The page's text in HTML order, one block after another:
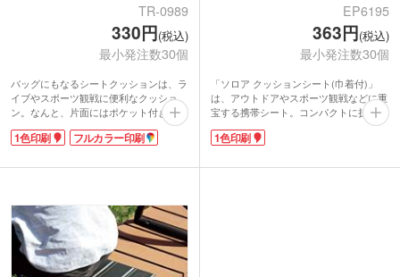
TR-0989
330円(税込)
最小発注数30個
バッグにもなるシートクッションは、ラ
イブやスポーツ観戦に便利なクッショ
ン。なんと、片面にはポケット付きで、
バッグのように使えます。ライブ用のジ
ャンボうちわもラクラク入ります。
し、応援グッズを取り出せば、バッグは
躍。イスのない野外ライブでちょっと休
みたい時にもとっても便利です。
スポーツ観戦や夏の花火大会、盆踊り大
会の有料桟敷席の購入特典にもぴったり
ですね。
1色印刷 フルカラー印刷
EP6195
363円(税込)
最小発注数30個
「ソロア クッションシート(巾着付)」
は、アウトドアやスポーツ観戦などに重
宝する携帯シート。コンパクトに折りた
たんで巾着に収納できるから、持ち運び
に便利です。屋外に映えるカラフルなカ
休憩したいときにどうぞ!
1色印刷